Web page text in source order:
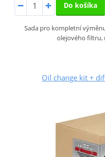
Do košíka
Sada pro kompletní
olejového
Oil change kit +